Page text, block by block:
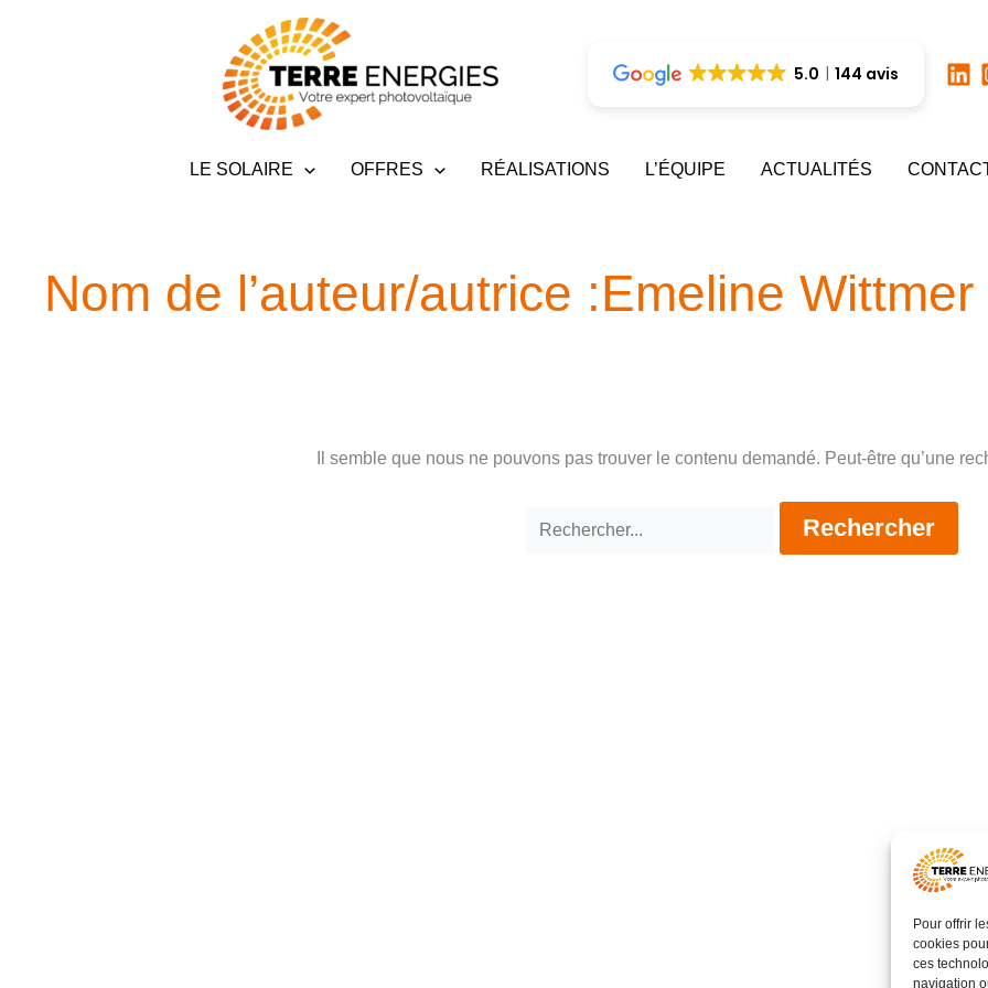
Pour offrir
cookies
ces
navigation
5.0 144 avis
LE SOLAIRE OFFRES RÉALISATIONS L’ÉQUIPE ACTUALITÉS
Nom de l’auteur/autrice :Emeline Wittmer
Il semble que nous ne pouvons pas trouver le contenu demandé. Peut-être qu’une